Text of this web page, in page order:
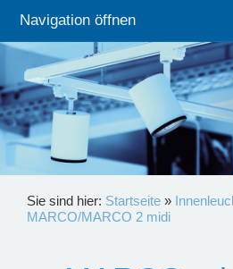
Navigation öffnen
Sie sind hier: Startseite »
MARCO/MARCO 2 midi